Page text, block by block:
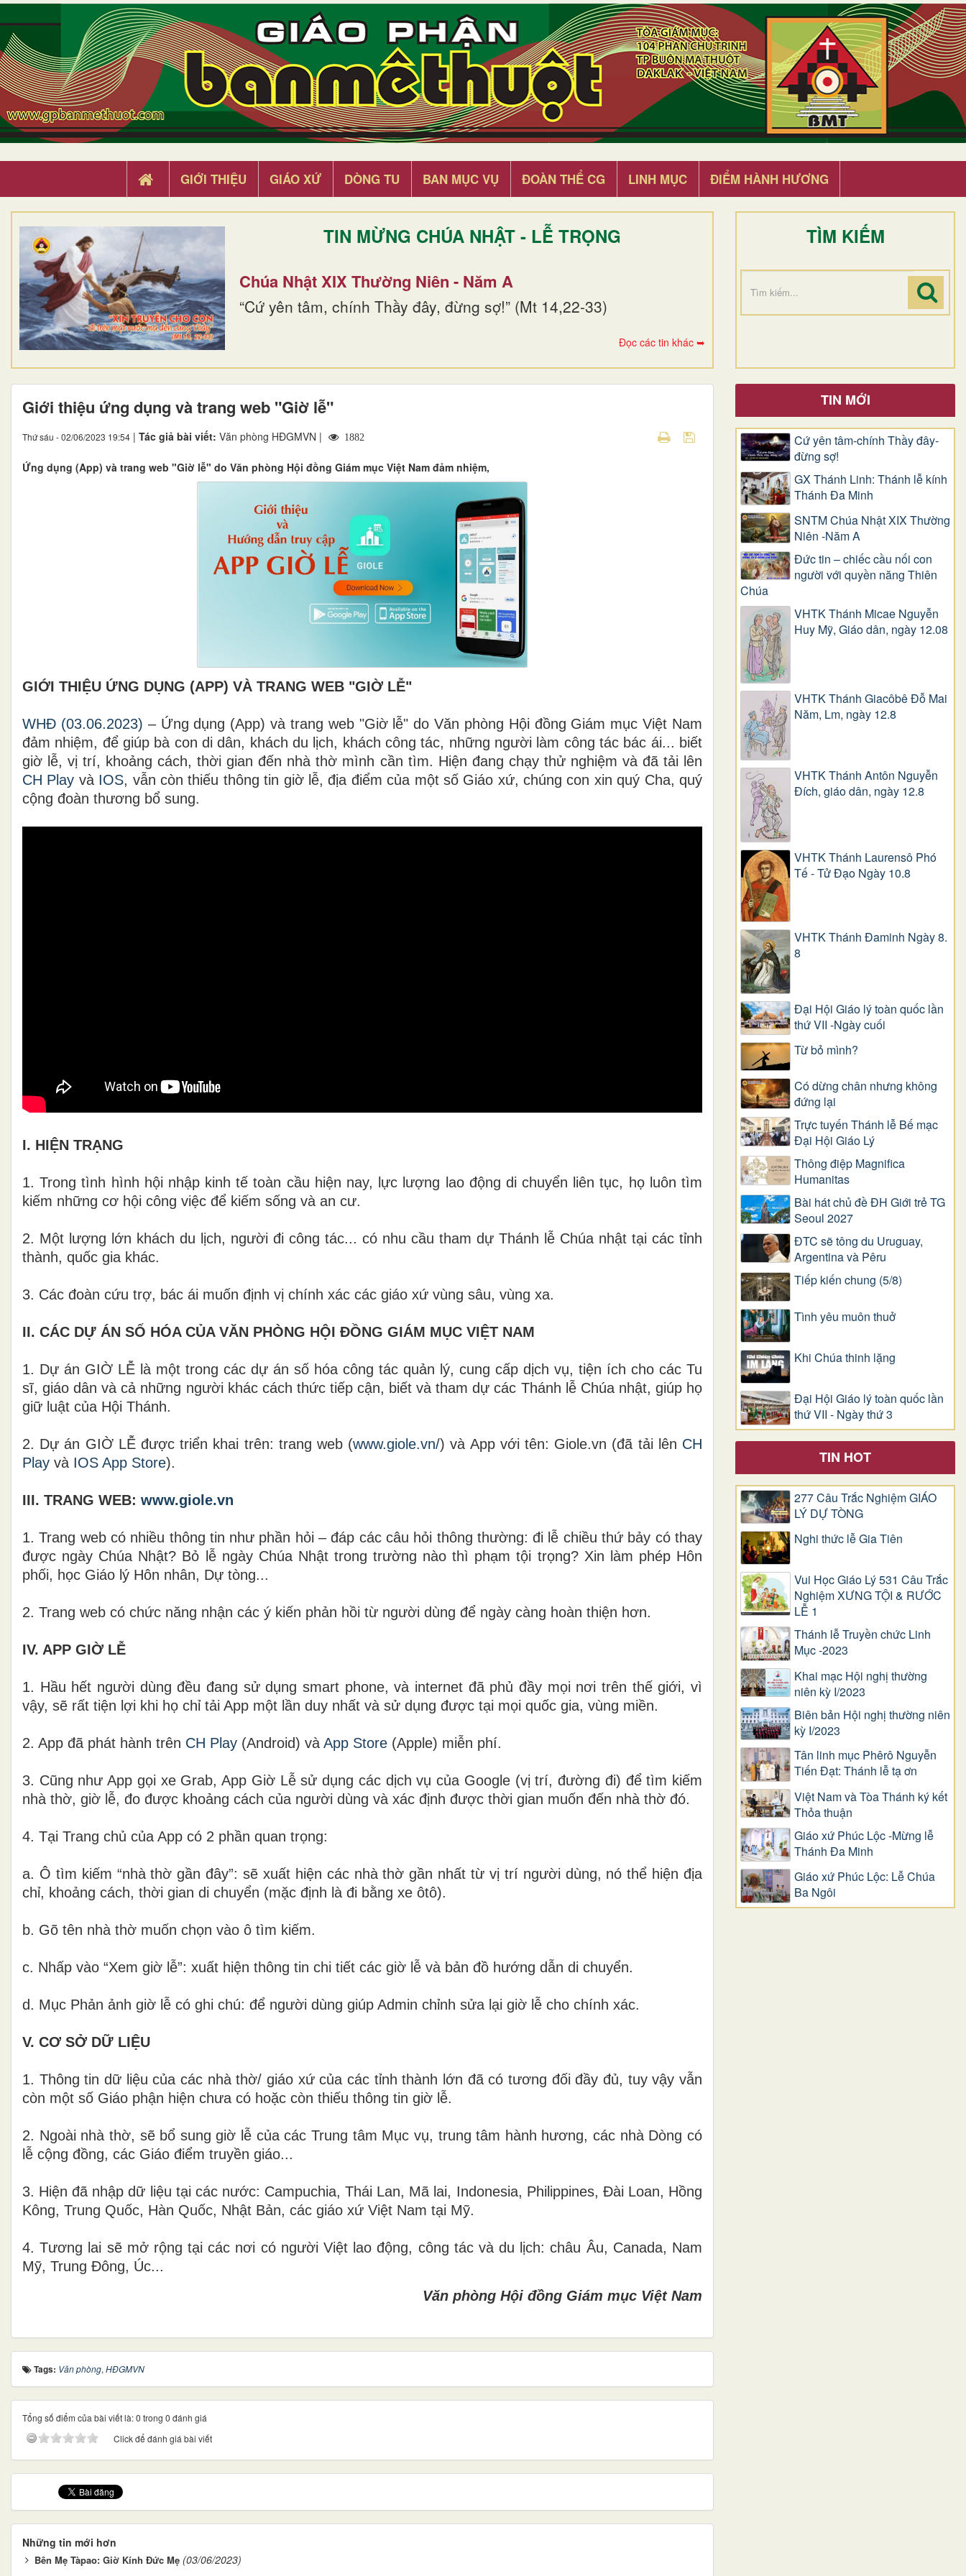
GIỚI THIỆU GIÁO XỨ DÒNG TU BAN MỤC VỤ ĐOÀN THỂ CG LINH MỤC ĐIỂM HÀNH HƯƠNG
TIN MỪNG CHÚA NHẬT - LỄ TRỌNG
Chúa Nhật XIX Thường Niên - Năm A
“Cứ yên tâm, chính Thầy đây, đừng sợ!” (Mt 14,22-33)
Đọc các tin khác ➥
TÌM KIẾM
Giới thiệu ứng dụng và trang web "Giờ lễ"
Thứ sáu - 02/06/2023 19:54 | Tác giả bài viết: Văn phòng HĐGMVN | 1882
Ứng dụng (App) và trang web "Giờ lễ" do Văn phòng Hội đồng Giám mục Việt Nam đảm nhiệm,
GIỚI THIỆU ỨNG DỤNG (APP) VÀ TRANG WEB "GIỜ LỄ"
WHĐ (03.06.2023) – Ứng dụng (App) và trang web "Giờ lễ" do Văn phòng Hội đồng Giám mục Việt Nam
đảm nhiệm, để giúp bà con di dân, khách du lịch, khách công tác, những người làm công tác bác ái... biết
giờ lễ, vị trí, khoảng cách, thời gian đến nhà thờ mình cần tìm. Hiện đang chạy thử nghiệm và đã tải lên
CH Play và IOS, vẫn còn thiếu thông tin giờ lễ, địa điểm của một số Giáo xứ, chúng con xin quý Cha, quý
cộng đoàn thương bổ sung.
I. HIỆN TRẠNG
1. Trong tình hình hội nhập kinh tế toàn cầu hiện nay, lực lượng lao động di chuyển liên tục, họ luôn tìm
kiếm những cơ hội công việc để kiếm sống và an cư.
2. Một lượng lớn khách du lịch, người đi công tác... có nhu cầu tham dự Thánh lễ Chúa nhật tại các tỉnh
thành, quốc gia khác.
3. Các đoàn cứu trợ, bác ái muốn định vị chính xác các giáo xứ vùng sâu, vùng xa.
II. CÁC DỰ ÁN SỐ HÓA CỦA VĂN PHÒNG HỘI ĐỒNG GIÁM MỤC VIỆT NAM
1. Dự án GIỜ LỄ là một trong các dự án số hóa công tác quản lý, cung cấp dịch vụ, tiện ích cho các Tu
sĩ, giáo dân và cả những người khác cách thức tiếp cận, biết và tham dự các Thánh lễ Chúa nhật, giúp họ
giữ luật của Hội Thánh.
2. Dự án GIỜ LỄ được triển khai trên: trang web (www.giole.vn/) và App với tên: Giole.vn (đã tải lên CH
Play và IOS App Store).
III. TRANG WEB: www.giole.vn
1. Trang web có nhiều thông tin như phần hỏi – đáp các câu hỏi thông thường: đi lễ chiều thứ bảy có thay
được ngày Chúa Nhật? Bỏ lễ ngày Chúa Nhật trong trường nào thì phạm tội trọng? Xin làm phép Hôn
phối, học Giáo lý Hôn nhân, Dự tòng...
2. Trang web có chức năng nhận các ý kiến phản hồi từ người dùng để ngày càng hoàn thiện hơn.
IV. APP GIỜ LỄ
1. Hầu hết người dùng đều đang sử dụng smart phone, và internet đã phủ đầy mọi nơi trên thế giới, vì
vậy, sẽ rất tiện lợi khi họ chỉ tải App một lần duy nhất và sử dụng được tại mọi quốc gia, vùng miền.
2. App đã phát hành trên CH Play (Android) và App Store (Apple) miễn phí.
3. Cũng như App gọi xe Grab, App Giờ Lễ sử dụng các dịch vụ của Google (vị trí, đường đi) để tìm kiếm
nhà thờ, giờ lễ, đo được khoảng cách của người dùng và xác định được thời gian muốn đến nhà thờ đó.
4. Tại Trang chủ của App có 2 phần quan trọng:
a. Ô tìm kiếm “nhà thờ gần đây”: sẽ xuất hiện các nhà thờ gần nhất từ vị trí người dùng, nó thể hiện địa
chỉ, khoảng cách, thời gian di chuyển (mặc định là đi bằng xe ôtô).
b. Gõ tên nhà thờ muốn chọn vào ô tìm kiếm.
c. Nhấp vào “Xem giờ lễ”: xuất hiện thông tin chi tiết các giờ lễ và bản đồ hướng dẫn di chuyển.
d. Mục Phản ảnh giờ lễ có ghi chú: để người dùng giúp Admin chỉnh sửa lại giờ lễ cho chính xác.
V. CƠ SỞ DỮ LIỆU
1. Thông tin dữ liệu của các nhà thờ/ giáo xứ của các tỉnh thành lớn đã có tương đối đầy đủ, tuy vậy vẫn
còn một số Giáo phận hiện chưa có hoặc còn thiếu thông tin giờ lễ.
2. Ngoài nhà thờ, sẽ bổ sung giờ lễ của các Trung tâm Mục vụ, trung tâm hành hương, các nhà Dòng có
lễ cộng đồng, các Giáo điểm truyền giáo...
3. Hiện đã nhập dữ liệu tại các nước: Campuchia, Thái Lan, Mã lai, Indonesia, Philippines, Đài Loan, Hồng
Kông, Trung Quốc, Hàn Quốc, Nhật Bản, các giáo xứ Việt Nam tại Mỹ.
4. Tương lai sẽ mở rộng tại các nơi có người Việt lao động, công tác và du lịch: châu Âu, Canada, Nam
Mỹ, Trung Đông, Úc...
Văn phòng Hội đồng Giám mục Việt Nam
Tags: Văn phòng, HĐGMVN
Tổng số điểm của bài viết là: 0 trong 0 đánh giá
Click để đánh giá bài viết
Những tin mới hơn
Bên Mẹ Tàpao: Giờ Kính Đức Mẹ (03/06/2023)
TIN MỚI
Cứ yên tâm-chính Thầy đây-
đừng sợ!
GX Thánh Linh: Thánh lễ kính
Thánh Đa Minh
SNTM Chúa Nhật XIX Thường
Niên -Năm A
Đức tin – chiếc cầu nối con
người với quyền năng Thiên
Chúa
VHTK Thánh Micae Nguyễn
Huy Mỹ, Giáo dân, ngày 12.08
VHTK Thánh Giacôbê Ðỗ Mai
Năm, Lm, ngày 12.8
VHTK Thánh Antôn Nguyễn
Ðích, giáo dân, ngày 12.8
VHTK Thánh Laurensô Phó
Tế - Tử Đạo Ngày 10.8
VHTK Thánh Đaminh Ngày 8.
8
Đại Hội Giáo lý toàn quốc lần
thứ VII -Ngày cuối
Từ bỏ mình?
Có dừng chân nhưng không
đứng lại
Trực tuyến Thánh lễ Bế mạc
Đại Hội Giáo Lý
Thông điệp Magnifica
Humanitas
Bài hát chủ đề ĐH Giới trẻ TG
Seoul 2027
ĐTC sẽ tông du Uruguay,
Argentina và Pêru
Tiếp kiến chung (5/8)
Tình yêu muôn thuở
Khi Chúa thinh lặng
Đại Hội Giáo lý toàn quốc lần
thứ VII - Ngày thứ 3
TIN HOT
277 Câu Trắc Nghiệm GIÁO
LÝ DỰ TÒNG
Nghi thức lễ Gia Tiên
Vui Học Giáo Lý 531 Câu Trắc
Nghiệm XƯNG TỘI & RƯỚC
LỄ 1
Thánh lễ Truyền chức Linh
Mục -2023
Khai mạc Hội nghị thường
niên kỳ I/2023
Biên bản Hội nghị thường niên
kỳ I/2023
Tân linh mục Phêrô Nguyễn
Tiến Đạt: Thánh lễ tạ ơn
Việt Nam và Tòa Thánh ký kết
Thỏa thuận
Giáo xứ Phúc Lộc -Mừng lễ
Thánh Đa Minh
Giáo xứ Phúc Lộc: Lễ Chúa
Ba Ngôi